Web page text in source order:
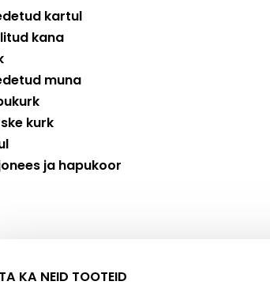
kartul
kana
muna
kurk
ja hapukoor
KA NEID TOOTEID